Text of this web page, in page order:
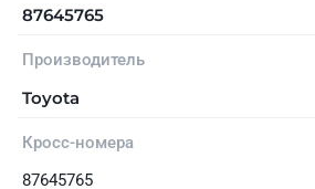
87645765
Производитель
Toyota
Кросс-номера
87645765